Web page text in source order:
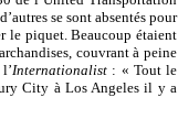
se sont absentés pour
le piquet. Beaucoup étaient
couvrant à peine
Internationalist : « Tout le
City à Los Angeles il y a